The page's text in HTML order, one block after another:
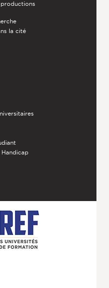
la cité